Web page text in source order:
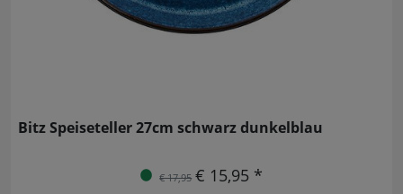
Bitz Speiseteller 27cm schwarz dunkelblau
€ 17,95 € 15,95 *